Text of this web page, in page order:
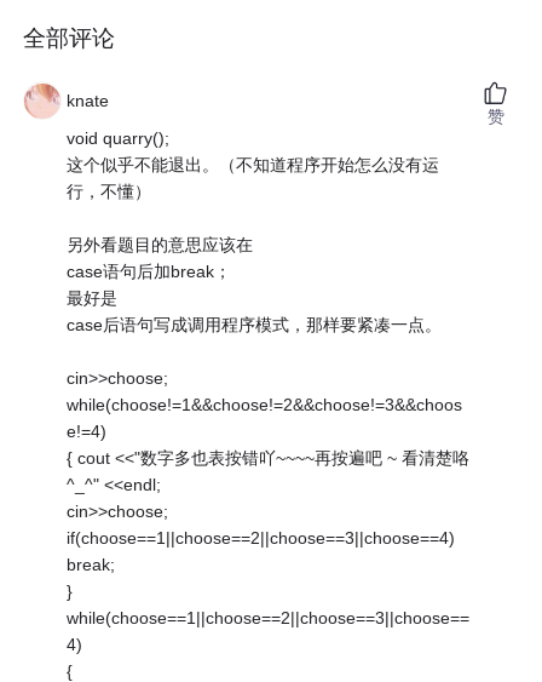
全部评论
knate
void quarry();
这个似乎不能退出。（不知道程序开始怎么没有运
行，不懂）
另外看题目的意思应该在
case语句后加break；
最好是
case后语句写成调用程序模式，那样要紧凑一点。
cin>>choose;
while(choose!=1&&choose!=2&&choose!=3&&choos
e!=4)
{ cout <<"数字多也表按错吖~~~~再按遍吧 ~ 看清楚咯
^_^" <<endl;
cin>>choose;
if(choose==1||choose==2||choose==3||choose==4)
break;
}
while(choose==1||choose==2||choose==3||choose==
4)
{
赞